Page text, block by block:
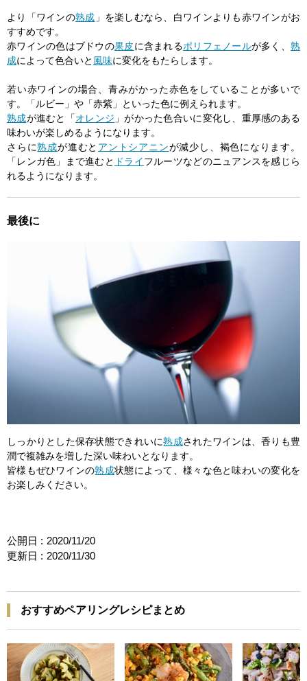
より「ワインの熟成 」を楽しむなら、白ワインよりも赤ワインがお
すすめです。
赤ワインの色はブドウの果皮に含まれるポリフェノールが多く、熟
成によって色合いと 風味に変化をもたらします。
若い赤ワインの場合、青みがかった赤色をしていることが多いで
す。「ルビー」や「赤紫」といった色に例えられます。
熟成が進むと「オレンジ 」がかった色合いに変化し、重厚感のある
味わいが楽しめるようになります。
さらに熟成が進むと アントシアニンが減少し、褐色になります。
「レンガ色」まで進むと ドライフルーツなどのニュアンスを感じら
れるようになります。
最後に
しっかりとした保存状態できれいに熟成されたワインは、香りも豊
潤で複雑みを増した深い味わいとなります。
皆様もぜひワインの熟成状態によって、様々な色と味わいの変化を
お楽しみください。
公開日 : 2020/11/20
更新日 : 2020/11/30
おすすめペアリングレシピまとめ